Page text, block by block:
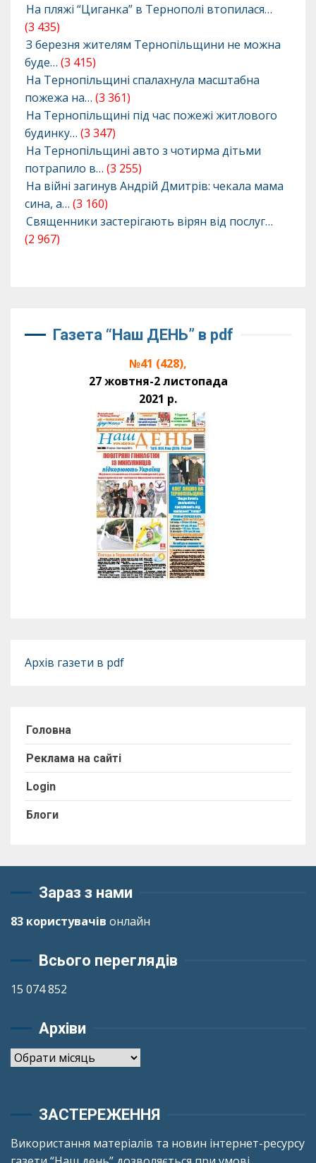
На пляжі “Циганка” в Тернополі втопилася…
(3 435)
З березня жителям Тернопільщини не можна
буде… (3 415)
На Тернопільщині спалахнула масштабна
пожежа на… (3 361)
На Тернопільщині під час пожежі житлового
будинку… (3 347)
На Тернопільщині авто з чотирма дітьми
потрапило в… (3 255)
На війні загинув Андрій Дмитрів: чекала мама
сина, а… (3 160)
Священники застерігають вірян від послуг…
(2 967)
Газета “Наш ДЕНЬ” в pdf
№41 (428),
27 жовтня-2 листопада
2021 р.
Архів газети в pdf
Головна
Реклама на сайті
Login
Блоги
Зараз з нами
83 користувачів онлайн
Всього переглядів
15 074 852
Архіви
Архіви
ЗАСТЕРЕЖЕННЯ
Використання матеріалів та новин інтернет-ресурсу